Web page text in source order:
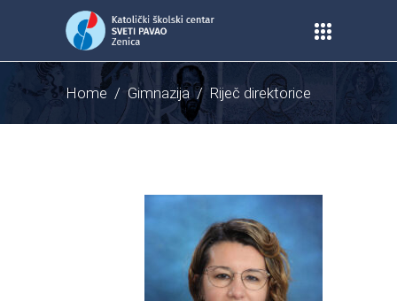
Home/Gimnazija/ Riječ direktorice